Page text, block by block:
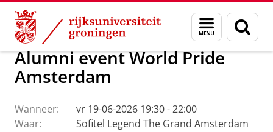
Skip
Content
Skip
Navigation
Menu
en
zoeken
Alumni
Alumni event World Pride
Amsterdam
Wanneer:
vr 19-06-2026 19:30 - 22:00
Waar:
Sofitel Legend The Grand Amsterdam